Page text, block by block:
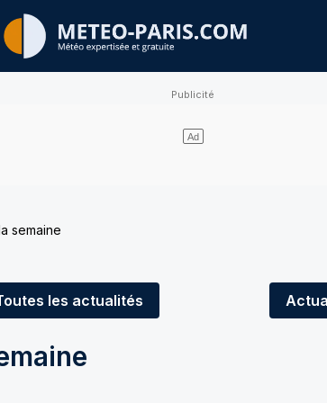
semaine
les actualités